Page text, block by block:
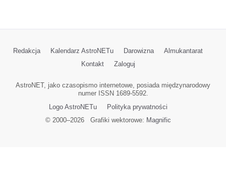
Redakcja Kalendarz AstroNETu Darowizna
Almukantarat
Kontakt
Zaloguj
AstroNET, jako czasopismo internetowe, posiada międzynarodowy
numer ISSN 1689-5592.
Logo AstroNETu
Polityka prywatności
© 2000–2026Grafiki wektorowe: Magnific